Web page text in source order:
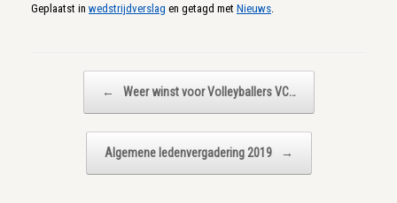
Geplaatst in wedstrijdverslag en getagd met Nieuws
← Weer winst voor Volleyballers VC…
Algemene ledenvergadering 2019 →